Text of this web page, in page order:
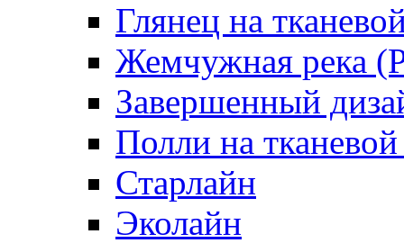
Глянец на
Жемчужная река
Завершенный
Полли на
Старлайн
Эколайн